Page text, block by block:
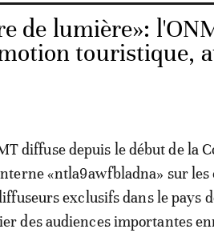
de lumière»:
touristique,
diffuse depuis le début de la
«ntla9awfbladna» sur les
exclusifs dans le pays
des audiences importantes